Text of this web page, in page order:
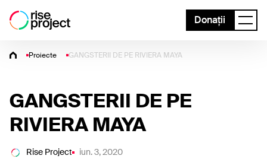
Donații
Proiecte GANGSTERII DE PE RIVIERA MAYA
GANGSTERII DE PE
RIVIERA MAYA
Rise Project iun. 3, 2020